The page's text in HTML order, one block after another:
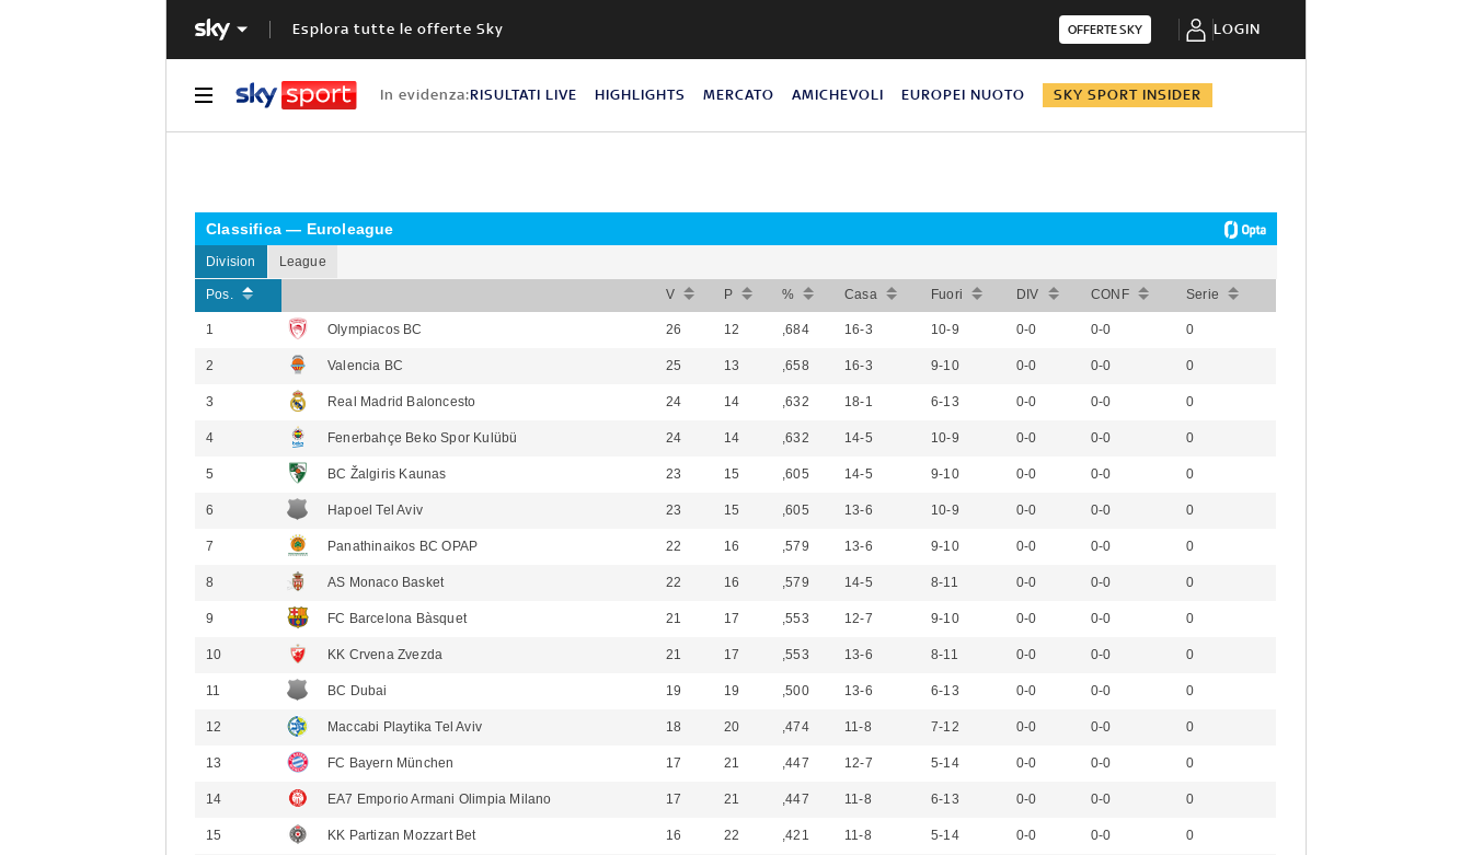
Esplora tutte le offerte Sky OFFERTE SKY LOGIN
In evidenza:RISULTATI LIVE HIGHLIGHTS MERCATO AMICHEVOLI EUROPEI NUOTO SKY SPORT INSIDER
Classifica — Euroleague
Division League
Pos. V P % Casa Fuori DIV CONF Serie
1 Olympiacos BC 26 12 ,684 16-3 10-9 0-0 0-0 0
2 Valencia BC 25 13 ,658 16-3 9-10 0-0 0-0 0
3 Real Madrid Baloncesto 24 14 ,632 18-1 6-13 0-0 0-0 0
4 Fenerbahçe Beko Spor Kulübü 24 14 ,632 14-5 10-9 0-0 0-0 0
5 BC Žalgiris Kaunas 23 15 ,605 14-5 9-10 0-0 0-0 0
6 Hapoel Tel Aviv 23 15 ,605 13-6 10-9 0-0 0-0 0
7 Panathinaikos BC OPAP 22 16 ,579 13-6 9-10 0-0 0-0 0
8 AS Monaco Basket 22 16 ,579 14-5 8-11 0-0 0-0 0
9 FC Barcelona Bàsquet 21 17 ,553 12-7 9-10 0-0 0-0 0
10 KK Crvena Zvezda 21 17 ,553 13-6 8-11 0-0 0-0 0
11 BC Dubai 19 19 ,500 13-6 6-13 0-0 0-0 0
12 Maccabi Playtika Tel Aviv 18 20 ,474 11-8 7-12 0-0 0-0 0
13 FC Bayern München 17 21 ,447 12-7 5-14 0-0 0-0 0
14 EA7 Emporio Armani Olimpia Milano 17 21 ,447 11-8 6-13 0-0 0-0 0
15 KK Partizan Mozzart Bet 16 22 ,421 11-8 5-14 0-0 0-0 0